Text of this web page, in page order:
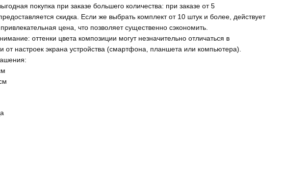
покупка при заказе большего количества: при заказе от 5
скидка. Если же выбрать комплект от 10 штук и более, действует
цена, что позволяет существенно сэкономить.
оттенки цвета композиции могут незначительно отличаться в
от настроек экрана устройства (смартфона, планшета или компьютера).